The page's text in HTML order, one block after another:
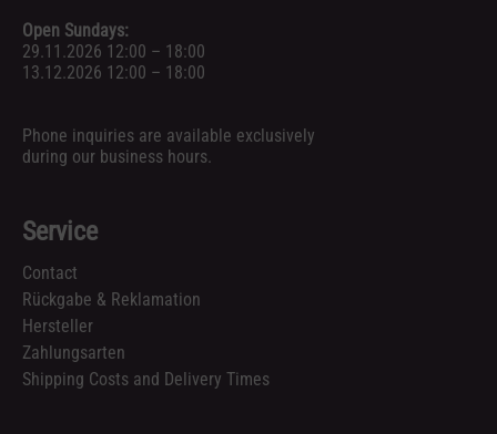
Open Sundays:
29.11.2026 12:00 – 18:00
13.12.2026 12:00 – 18:00
Phone inquiries are available exclusively
during our business hours.
Service
Contact
Rückgabe & Reklamation
Hersteller
Zahlungsarten
Shipping Costs and Delivery Times